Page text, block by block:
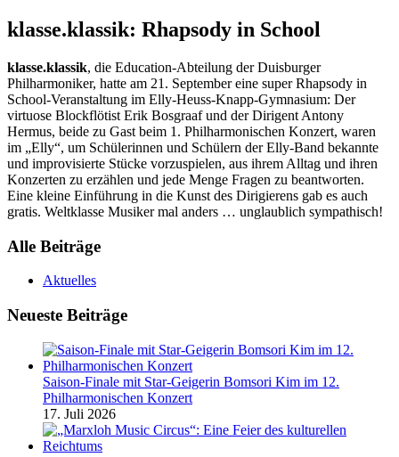
klasse.klassik: Rhapsody in School
klasse.klassik, die Education-Abteilung der Duisburger
Philharmoniker, hatte am 21. September eine super Rhapsody in
School-Veranstaltung im Elly-Heuss-Knapp-Gymnasium: Der
virtuose Blockflötist Erik Bosgraaf und der Dirigent Antony
Hermus, beide zu Gast beim 1. Philharmonischen Konzert, waren
im „Elly“, um Schülerinnen und Schülern der Elly-Band bekannte
und improvisierte Stücke vorzuspielen, aus ihrem Alltag und ihren
Konzerten zu erzählen und jede Menge Fragen zu beantworten.
Eine kleine Einführung in die Kunst des Dirigierens gab es auch
gratis. Weltklasse Musiker mal anders … unglaublich sympathisch!
Alle Beiträge
Aktuelles
Neueste Beiträge
Saison-Finale mit Star-Geigerin Bomsori Kim im 12.
Philharmonischen Konzert
17. Juli 2026